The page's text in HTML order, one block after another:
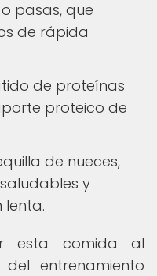
pasas, que
de rápida
de proteínas
proteico de
de nueces,
y
lenta.
esta comida al
entrenamiento